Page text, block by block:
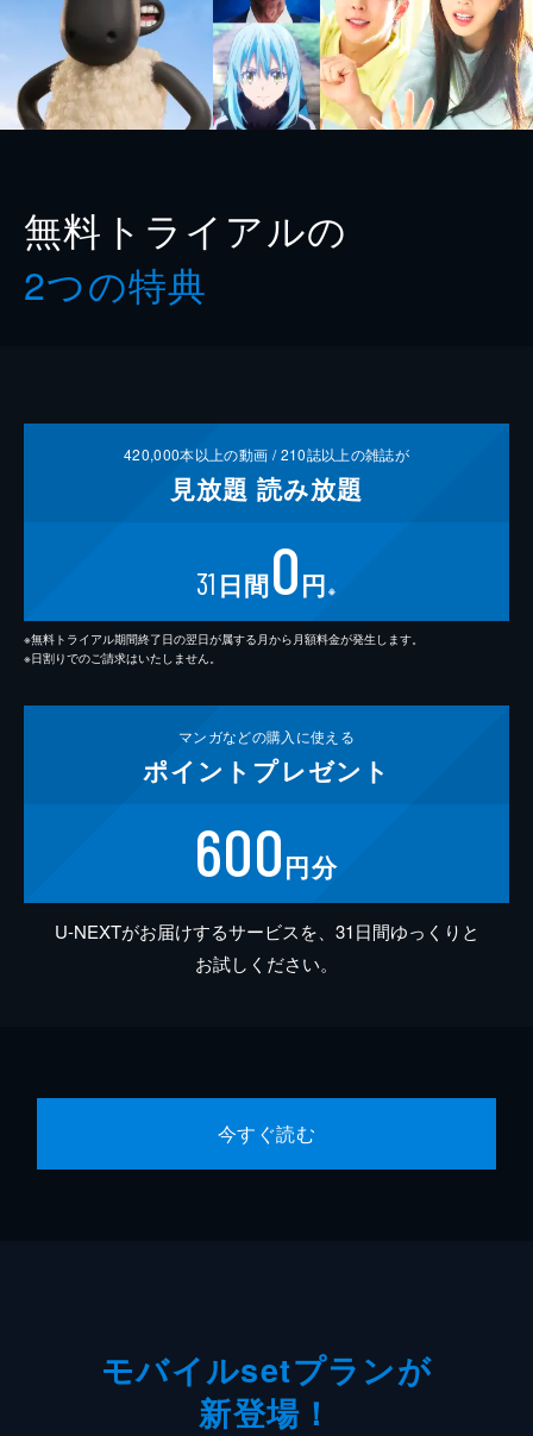
無料トライアルの
2つの特典
420,000本以上の動画 /210誌以上の雑誌が
見放題 読み放題
31 日間0円 ※
※無料トライアル期間終了日の翌日が属する月から月額料金が発生します。
※日割りでのご請求はいたしません。
マンガなどの購入に使える
ポイント プレゼント
600円分
U-NEXTがお届けするサービスを、31日間ゆっくりと
お試しください。
今すぐ読む
モバイルsetプランが
新登場！